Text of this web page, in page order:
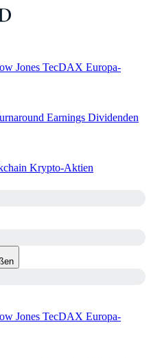
Jones TecDAX Europa-
Earnings Dividenden
Krypto-Aktien
Jones TecDAX Europa-